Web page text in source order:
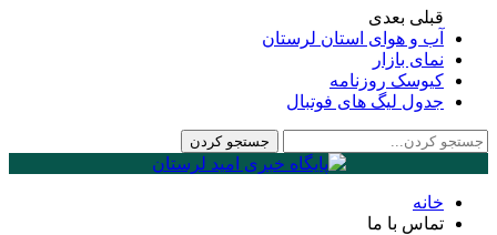
قبلی بعدی
آب و هوای استان لرستان
نمای بازار
کیوسک روزنامه
جدول لیگ های فوتبال
خانه
تماس با ما